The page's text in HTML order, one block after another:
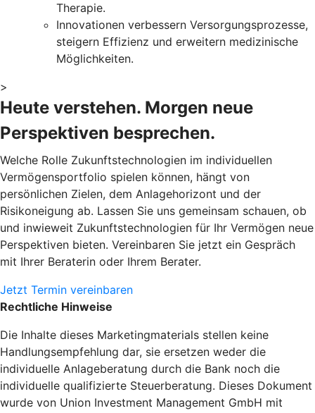
Therapie.
Innovationen verbessern Versorgungsprozesse,
steigern Effizienz und erweitern medizinische
Möglichkeiten.
>
Heute verstehen. Morgen neue
Perspektiven besprechen.
Welche Rolle Zukunftstechnologien im individuellen
Vermögensportfolio spielen können, hängt von
persönlichen Zielen, dem Anlagehorizont und der
Risikoneigung ab. Lassen Sie uns gemeinsam schauen, ob
und inwieweit Zukunftstechnologien für Ihr Vermögen neue
Perspektiven bieten. Vereinbaren Sie jetzt ein Gespräch
mit Ihrer Beraterin oder Ihrem Berater.
Jetzt Termin vereinbaren
Rechtliche Hinweise
Die Inhalte dieses Marketingmaterials stellen keine
Handlungsempfehlung dar, sie ersetzen weder die
individuelle Anlageberatung durch die Bank noch die
individuelle qualifizierte Steuerberatung. Dieses Dokument
wurde von Union Investment Management GmbH mit